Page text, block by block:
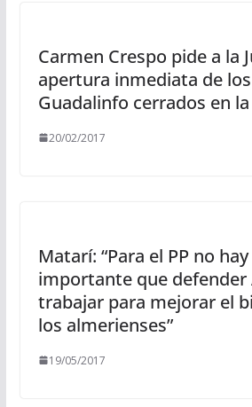
Carmen Crespo pide a la
apertura inmediata de
Guadalinfo cerrados en
20/02/2017
Matarí: “Para el PP no
importante que defender
trabajar para mejorar el
los almerienses”
19/05/2017